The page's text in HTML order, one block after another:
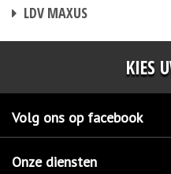
LDV MAXUS
KIES
Volg ons op facebook
Onze diensten